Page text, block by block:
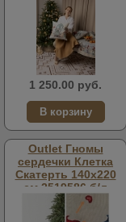
1 250.00 руб.
Outlet Гномы
сердечки Клетка
Скатерть 140х220
см 2519586 б/л